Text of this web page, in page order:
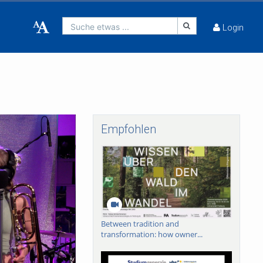
Suche etwas ... Login
Empfohlen
Between tradition and
transformation: how owner...